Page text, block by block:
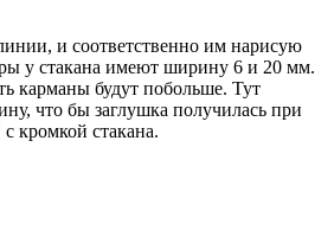
и соответственно им нарисую
у стакана имеют ширину 6 и 20 мм.
карманы будут побольше. Тут
что бы заглушка получилась при
кромкой стакана.